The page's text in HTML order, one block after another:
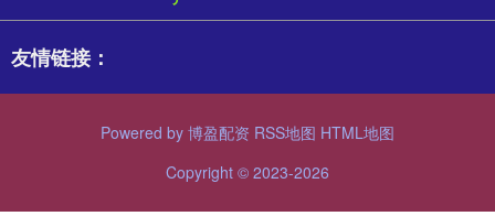
友情链接：
Powered by 博盈配资 RSS地图 HTML地图
Copyright © 2023-2026